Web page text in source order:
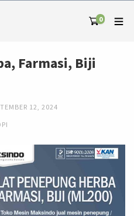
0
Farmasi, Biji
12, 2024